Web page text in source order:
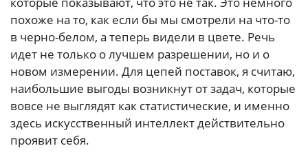
похоже на то, как если бы мы смотрели на что-то
в черно-белом, а теперь видели в цвете. Речь
идет не только о лучшем разрешении, но и о
новом измерении. Для цепей поставок, я считаю,
наибольшие выгоды возникнут от задач, которые
вовсе не выглядят как статистические, и именно
здесь искусственный интеллект действительно
проявит себя.